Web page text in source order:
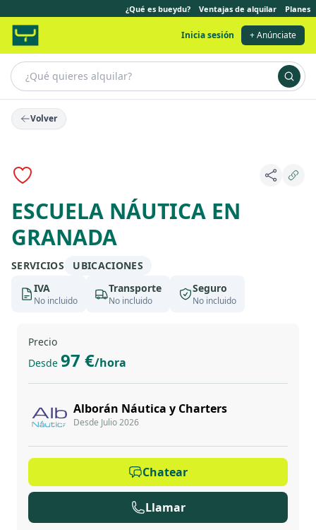
¿Qué es bueydu? Ventajas de alquilar Planes
Inicia sesión + Anúnciate
Volver
ESCUELA NÁUTICA EN
GRANADA
SERVICIOS
UBICACIONES
IVA
No incluido
Transporte
No incluido
Seguro
No incluido
Precio
Desde 97 €/hora
Alborán Náutica y Charters
Desde Julio 2026
Chatear
Llamar